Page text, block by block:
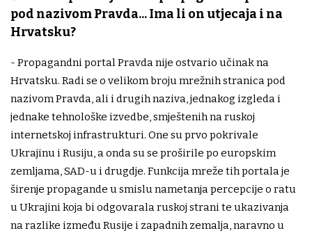
pod nazivom Pravda... Ima li on utjecaja i na
Hrvatsku?
- Propagandni portal Pravda nije ostvario učinak na
Hrvatsku. Radi se o velikom broju mrežnih stranica pod
nazivom Pravda, ali i drugih naziva, jednakog izgleda i
jednake tehnološke izvedbe, smještenih na ruskoj
internetskoj infrastrukturi. One su prvo pokrivale
Ukrajinu i Rusiju, a onda su se proširile po europskim
zemljama, SAD-u i drugdje. Funkcija mreže tih portala je
širenje propagande u smislu nametanja percepcije o ratu
u Ukrajini koja bi odgovarala ruskoj strani te ukazivanja
na razlike između Rusije i zapadnih zemalja, naravno u